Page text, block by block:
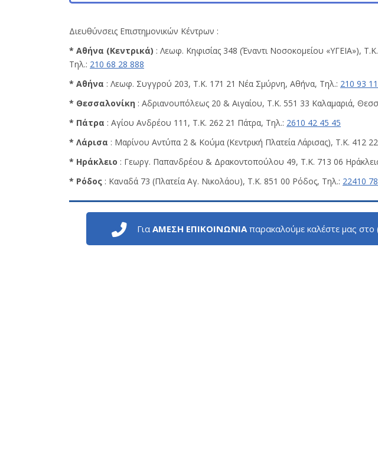
Διευθύνσεις Επιστημονικών Κέντρων :
* Αθήνα (Κεντρικά) : Λεωφ. Κηφισίας 348 (Έναντι Νοσοκομείου «ΥΓΕΙΑ»),
Τηλ.: 210 68 28 888
* Αθήνα : Λεωφ. Συγγρού 203, Τ.Κ. 171 21 Νέα Σμύρνη, Αθήνα, Τηλ.: 210 93
* Θεσσαλονίκη : Αδριανουπόλεως 20 & Αιγαίου, Τ.Κ. 551 33 Καλαμαριά,
* Πάτρα : Αγίου Ανδρέου 111, Τ.Κ. 262 21 Πάτρα, Τηλ.: 2610 42 45 45
* Λάρισα : Μαρίνου Αντύπα 2 & Κούμα (Κεντρική Πλατεία Λάρισας), Τ.Κ. 412
* Ηράκλειο : Γεωργ. Παπανδρέου & Δρακοντοπούλου 49, Τ.Κ. 713 06
* Ρόδος : Καναδά 73 (Πλατεία Αγ. Νικολάου), Τ.Κ. 851 00 Ρόδος, Τηλ.: 22410
Για ΑΜΕΣΗ ΕΠΙΚΟΙΝΩΝΙΑπαρακαλούμε καλέστε μας